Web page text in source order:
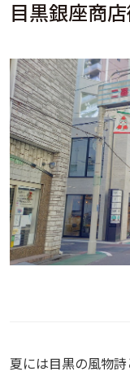
目黒銀座商
夏には目黒の風物詩